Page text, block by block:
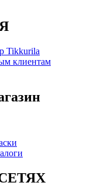
Tikkurila
клиентам